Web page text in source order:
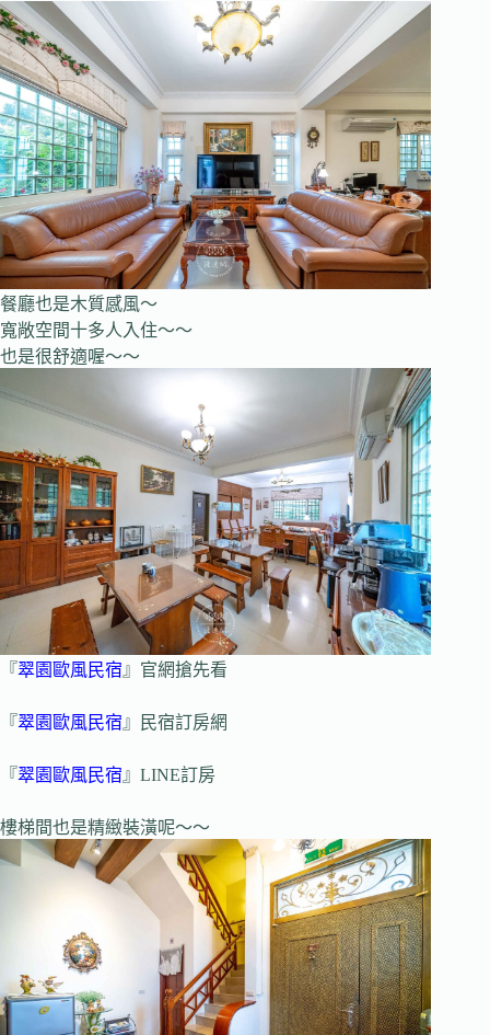
餐廳也是木質感風～
寬敞空間十多人入住～～
也是很舒適喔～～
『翠園歐風民宿 』官網搶先看
『翠園歐風民宿 』民宿訂房網
『翠園歐風民宿 』LINE訂房
樓梯間也是精緻裝潢呢～～